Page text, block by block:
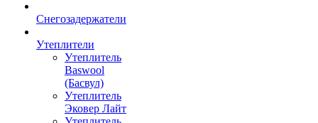
Снегозадержатели
Утеплители
Утеплитель
Baswool
(Басвул)
Утеплитель
Эковер Лайт